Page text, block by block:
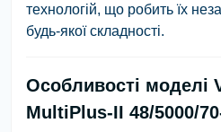
технологій, що робить їх
будь-якої складності.
Особливості моделі
MultiPlus-II 48/5000/